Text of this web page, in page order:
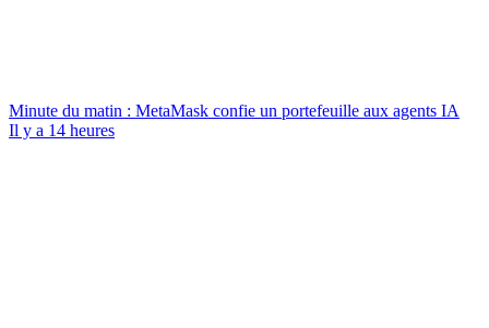
Minute du matin : MetaMask confie un portefeuille aux agents IA
Il y a 14 heures